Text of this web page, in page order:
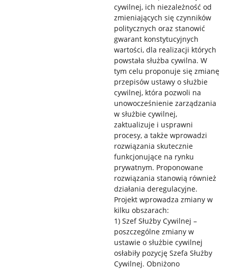
cywilnej, ich niezależność od
zmieniających się czynników
politycznych oraz stanowić
gwarant konstytucyjnych
wartości, dla realizacji których
powstała służba cywilna. W
tym celu proponuje się zmianę
przepisów ustawy o służbie
cywilnej, która pozwoli na
unowocześnienie zarządzania
w służbie cywilnej,
zaktualizuje i usprawni
procesy, a także wprowadzi
rozwiązania skutecznie
funkcjonujące na rynku
prywatnym. Proponowane
rozwiązania stanowią również
działania deregulacyjne.
Projekt wprowadza zmiany w
kilku obszarach:
1) Szef Służby Cywilnej –
poszczególne zmiany w
ustawie o służbie cywilnej
osłabiły pozycję Szefa Służby
Cywilnej. Obniżono